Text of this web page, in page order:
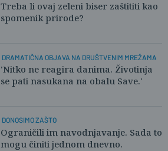
Treba li ovaj zeleni biser zaštititi kao
spomenik prirode?
DRAMATIČNA OBJAVA NA DRUŠTVENIM MREŽAMA
'Nitko ne reagira danima. Životinja
se pati nasukana na obalu Save.'
DONOSIMO ZAŠTO
Ograničili im navodnjavanje. Sada to
mogu činiti jednom dnevno.